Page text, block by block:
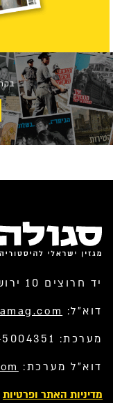
יד חרוצים 10 ירושלים 9342148
דוא”ל:
מערכת: 02-5004351
דוא”ל מערכת:
מדיניות האתר ופרטיות